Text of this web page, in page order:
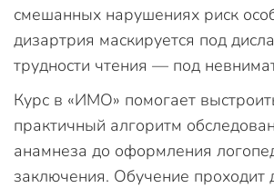
смешанных нарушениях риск
дизартрия маскируется под
трудности чтения — под
Курс в «ИМО» помогает
практичный алгоритм
анамнеза до оформления
заключения. Обучение проходит